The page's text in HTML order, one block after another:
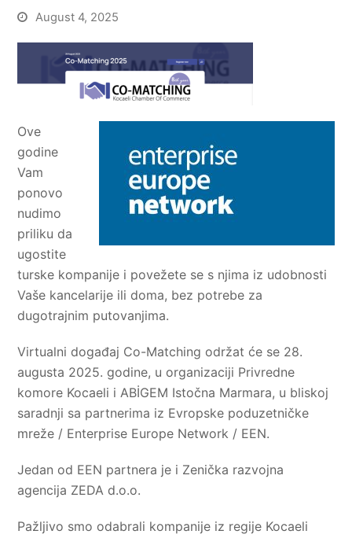
August 4, 2025
Ove
godine
Vam
ponovo
nudimo
priliku da
ugostite
turske kompanije i povežete se s njima iz udobnosti
Vaše kancelarije ili doma, bez potrebe za
dugotrajnim putovanjima.
Virtualni događaj Co-Matching održat će se 28.
augusta 2025. godine, u organizaciji Privredne
komore Kocaeli i ABİGEM Istočna Marmara, u bliskoj
saradnji sa partnerima iz Evropske poduzetničke
mreže / Enterprise Europe Network / EEN.
Jedan od EEN partnera je i Zenička razvojna
agencija ZEDA d.o.o.
Pažljivo smo odabrali kompanije iz regije Kocaeli